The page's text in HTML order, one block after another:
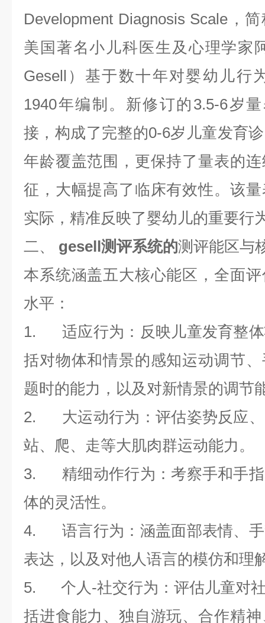
Development Diagnosis Scale ，
美国著名小儿科医生及心理学家
Gesell ）基于数十年对婴幼儿行
1940年编制。新修订的 3.5-6岁
接，构成了完整的0-6岁儿童发育
年龄覆盖范围，更保持了量表的
征，大幅提高了临床有效性。该
实际，精准反映了婴幼儿的重要行
二、
gesell测评系统的测评能区与
本系统涵盖五大核心能区，全面
水平：
1.
适应行为 ：反映儿童发育整
括对物体和情景的感知运动调节
题时的能力，以及对新情景的调节
2.
大运动行为 ：评估姿势反应
站、爬、走等大肌肉群运动能力。
3.
精细动作行为 ：考察手和手
体的灵活性。
4.
语言行为 ：涵盖面部表情、
表达，以及对他人语言的模仿和理
5.
个人-社交行为 ：评估儿童对
括进食能力、独自游玩、合作精